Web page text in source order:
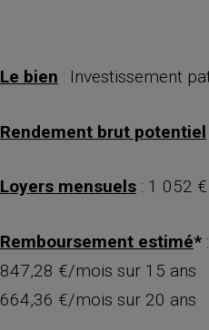
Le bien : Investissement
Rendement brut potentiel
Loyers mensuels : 1 052 €
Remboursement estimé* :
847,28 €/mois sur 15 ans
664,36 €/mois sur 20 ans